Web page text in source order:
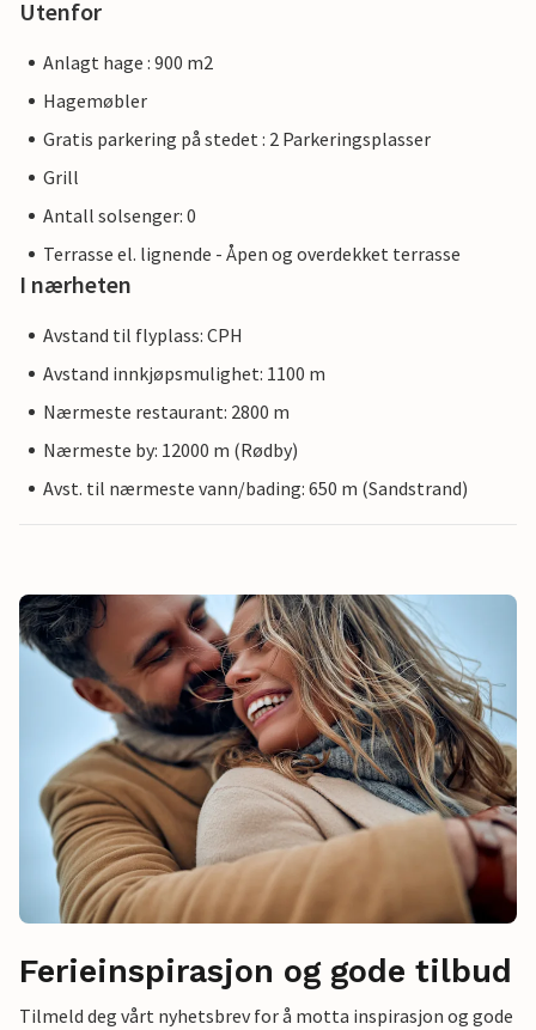
Utenfor
Anlagt hage : 900 m2
Hagemøbler
Gratis parkering på stedet : 2 Parkeringsplasser
Grill
Antall solsenger: 0
Terrasse el. lignende - Åpen og overdekket terrasse
I nærheten
Avstand til flyplass: CPH
Avstand innkjøpsmulighet: 1100 m
Nærmeste restaurant: 2800 m
Nærmeste by: 12000 m (Rødby)
Avst. til nærmeste vann/bading: 650 m (Sandstrand)
Ferieinspirasjon og gode tilbud
Tilmeld deg vårt nyhetsbrev for å motta inspirasjon og gode